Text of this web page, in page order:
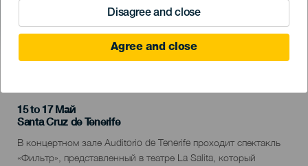
Disagree and close
Agree and close
15 to 17 Май
Localidad
Santa Cruz de Tenerife
Descripción
del
В концертном зале Auditorio de Tenerife проходит спектакль
«Фильтр», представленный в театре La Salita, который